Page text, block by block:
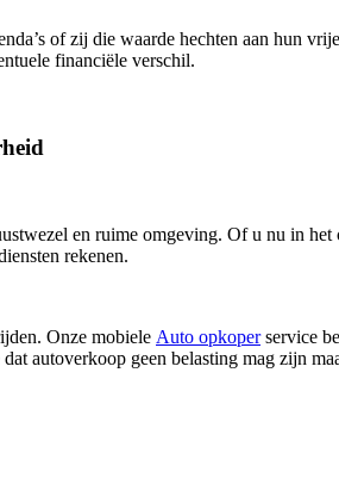
of zij die waarde hechten aan hun
financiële verschil.
en ruime omgeving. Of u nu in
rekenen.
Onze mobiele Auto opkoperservice
autoverkoop geen belasting mag zijn